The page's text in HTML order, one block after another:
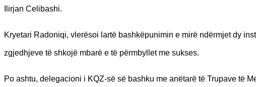
Ilirjan Celibashi.
Kryetari Radoniqi, vlerësoi lartë bashkëpunimin e mirë ndërmjet dy
zgjedhjeve të shkojë mbarë e të përmbyllet me sukses.
Po ashtu, delegacioni i KQZ-së së bashku me anëtarë të Trupave të